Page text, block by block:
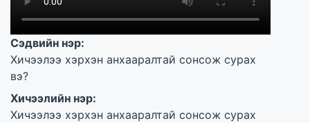
Сэдвийн нэр:
Хичээлээ хэрхэн анхааралтай сонсож сурах
вэ?
Хичээлийн нэр:
Хичээлээ хэрхэн анхааралтай сонсож сурах